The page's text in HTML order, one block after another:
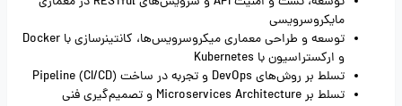
مایکروسرویسی
توسعه و طراحی معماری میکروسرویس‌ها، کانتینرسازی با Docker
و ارکستراسیون با Kubernetes
تسلط بر روش‌های DevOps و تجربه در ساخت Pipeline (CI/CD)
تسلط بر Microservices Architecture و تصمیم‌گیری فنی